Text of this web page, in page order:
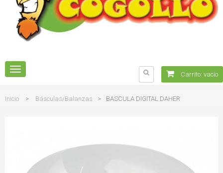
Carrito: vacío
Navegación
Toggle
Inicio > Básculas/Balanzas > BASCULA DIGITAL DAHER